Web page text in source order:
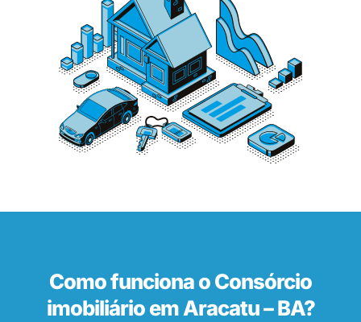
Como funciona o Consórcio
imobiliário em Aracatu – BA?